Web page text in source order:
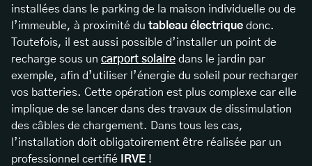
installées dans le parking de la maison individuelle ou de
l’immeuble, à proximité du tableau électrique donc.
Toutefois, il est aussi possible d’installer un point de
recharge sous un carport solaire dans le jardin par
exemple, afin d’utiliser l’énergie du soleil pour recharger
vos batteries. Cette opération est plus complexe car elle
implique de se lancer dans des travaux de dissimulation
des câbles de chargement. Dans tous les cas,
l’installation doit obligatoirement être réalisée par un
professionnel certifié
IRVE !